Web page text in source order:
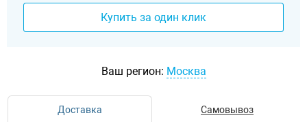
Купить за один клик
Ваш регион: Москва
Доставка Самовывоз